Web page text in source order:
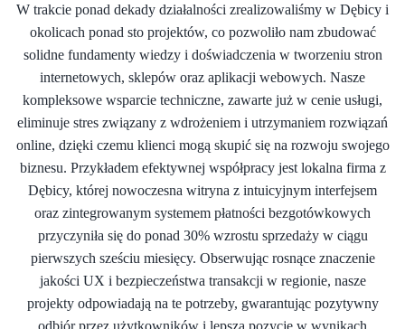
W trakcie ponad dekady działalności zrealizowaliśmy w Dębicy i
okolicach ponad sto projektów, co pozwoliło nam zbudować
solidne fundamenty wiedzy i doświadczenia w tworzeniu stron
internetowych, sklepów oraz aplikacji webowych. Nasze
kompleksowe wsparcie techniczne, zawarte już w cenie usługi,
eliminuje stres związany z wdrożeniem i utrzymaniem rozwiązań
online, dzięki czemu klienci mogą skupić się na rozwoju swojego
biznesu. Przykładem efektywnej współpracy jest lokalna firma z
Dębicy, której nowoczesna witryna z intuicyjnym interfejsem
oraz zintegrowanym systemem płatności bezgotówkowych
przyczyniła się do ponad 30% wzrostu sprzedaży w ciągu
pierwszych sześciu miesięcy. Obserwując rosnące znaczenie
jakości UX i bezpieczeństwa transakcji w regionie, nasze
projekty odpowiadają na te potrzeby, gwarantując pozytywny
odbiór przez użytkowników i lepszą pozycję w wynikach